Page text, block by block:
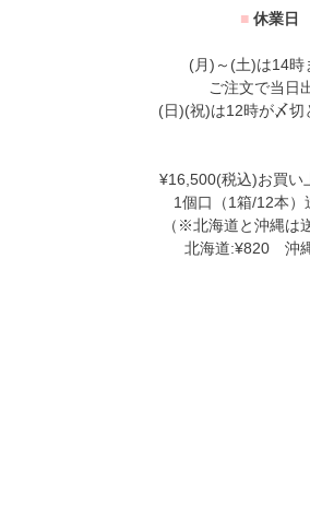
■ 休業日
(月)～(土)は14時
ご注文で当日
(日)(祝)は12時が〆切
¥16,500(税込)お買い
1個口（1箱/12本）
（※北海道と沖縄は
北海道:¥820 沖